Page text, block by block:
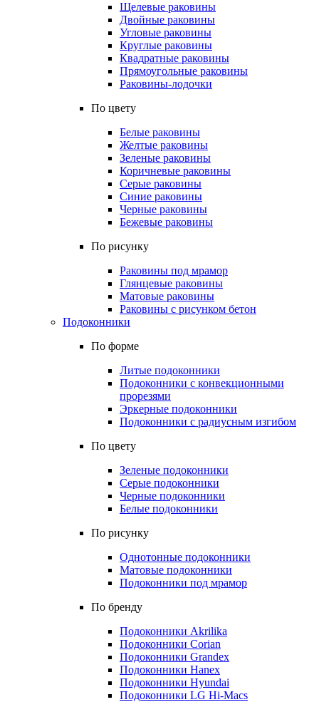
Щелевые раковины
Двойные раковины
Угловые раковины
Круглые раковины
Квадратные раковины
Прямоугольные раковины
Раковины-лодочки
По цвету
Белые раковины
Желтые раковины
Зеленые раковины
Коричневые раковины
Серые раковины
Синие раковины
Черные раковины
Бежевые раковины
По рисунку
Раковины под мрамор
Глянцевые раковины
Матовые раковины
Раковины с рисунком бетон
Подоконники
По форме
Литые подоконники
Подоконники с конвекционными
прорезями
Эркерные подоконники
Подоконники с радиусным изгибом
По цвету
Зеленые подоконники
Серые подоконники
Черные подоконники
Белые подоконники
По рисунку
Однотонные подоконники
Матовые подоконники
Подоконники под мрамор
По бренду
Подоконники Akrilika
Подоконники Corian
Подоконники Grandex
Подоконники Hanex
Подоконники Hyundai
Подоконники LG Hi-Macs